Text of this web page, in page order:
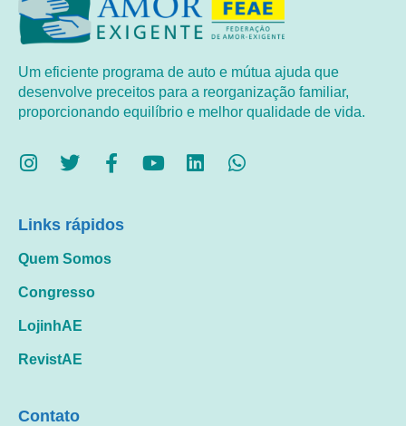
Um eficiente programa de auto e mútua ajuda que
desenvolve preceitos para a reorganização familiar,
proporcionando equilíbrio e melhor qualidade de vida.
Links rápidos
Quem Somos
Congresso
LojinhAE
RevistAE
Contato